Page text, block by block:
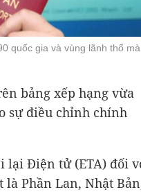
quốc gia và vùng lãnh thổ mà
bảng xếp hạng vừa
sự điều chỉnh chính
lại Điện tử (ETA) đối
là Phần Lan, Nhật